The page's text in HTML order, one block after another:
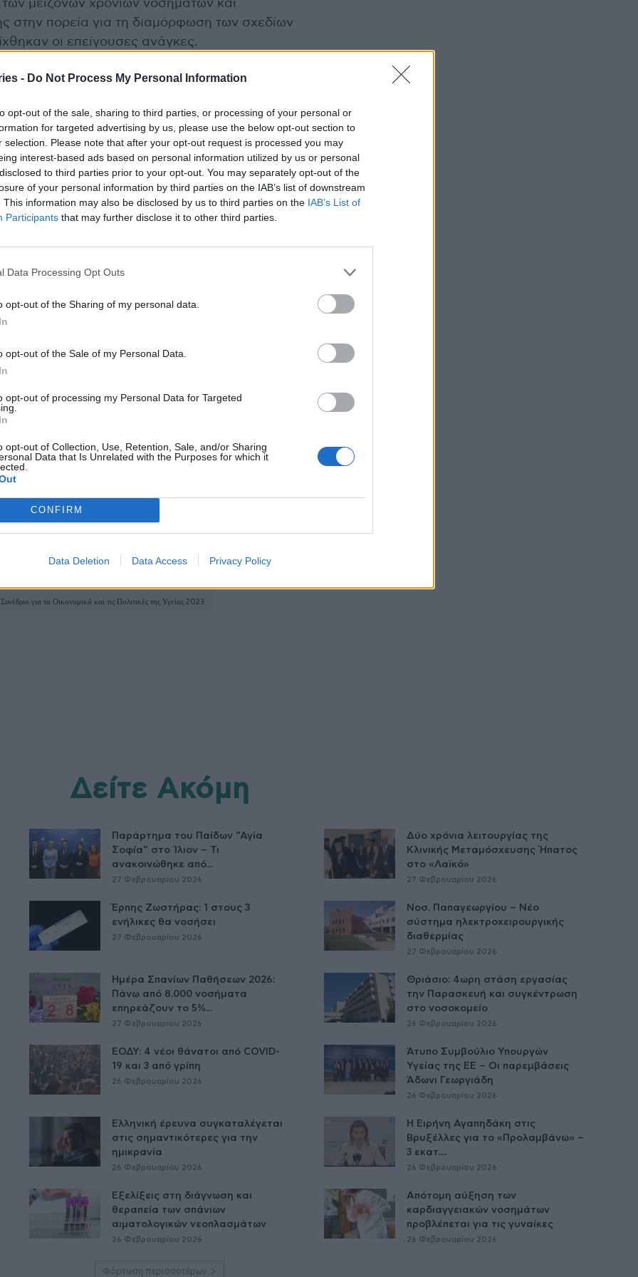
- Do Not Process My Personal Information
opt-out of the sale, sharing to third parties, or processing of your personal or
for targeted advertising by us, please use the below opt-out section to
selection. Please note that after your opt-out request is processed you may
interest-based ads based on personal information utilized by us or personal
to third parties prior to your opt-out. You may separately opt-out of the
of your personal information by third parties on the IAB’s list of downstream
This information may also be disclosed by us to third parties on the IAB’s List of
Participants that may further disclose it to other third parties.
Data Processing Opt Outs
opt-out of the Sharing of my personal data.
opt-out of the Sale of my Personal Data.
opt-out of processing my Personal Data for Targeted
opt-out of Collection, Use, Retention, Sale, and/or Sharing
Data that Is Unrelated with the Purposes for which it
CONFIRM
Data Deletion Data Access Privacy Policy
μειζόνων χρονίων νοσημάτων και
στην πορεία για τη διαμόρφωση των σχεδίων
οι επείγουσες ανάγκες.
ανερχόμενη απειλή για την κοινωνία
παρουσιάστηκε συγκριτική μελέτη
επιβεβαίωσε ότι η παχυσαρκία και οι
οικονομική επιβάρυνση των συστημάτων
της εμφάνισης των
κόστους από τα συστήματα. Η
Δημόσιας Υγείας για την εκπαίδευση
ότι απαιτείται συνεχής εξέλιξη των
θετικό ότι οι ασθενείς με καρκίνο έχουν
φάρμακα. Ωστόσο, παραμένει η ανάγκη να
Νόσων. Διατυπώθηκε το ελπιδοφόρο είναι
ποτέ στην υλοποίηση του Εθνικού Μητρώου
αποκαλύψει διαφορετικούς τύπους
πώς θα τις αποφύγετε
για τα Οικονομικά και τις Πολιτικές της Υγείας 2023
Δείτε Ακόμη
Παράρτημα του Παίδων “Αγία
Σοφία” στο Ίλιον – Τι
ανακοινώθηκε από...
27 Φεβρουαρίου 2026
Δύο χρόνια λειτουργίας της
Κλινικής Μεταμόσχευσης Ήπατος
στο «Λαϊκό»
27 Φεβρουαρίου 2026
Έρπης Ζωστήρας: 1 στους 3
ενήλικες θα νοσήσει
27 Φεβρουαρίου 2026
Νοσ. Παπαγεωργίου – Νέο
σύστημα ηλεκτροχειρουργικής
διαθερμίας
27 Φεβρουαρίου 2026
Ημέρα Σπανίων Παθήσεων 2026:
Πάνω από 8.000 νοσήματα
επηρεάζουν το 5%...
27 Φεβρουαρίου 2026
Θριάσιο: 4ωρη στάση εργασίας
την Παρασκευή και συγκέντρωση
στο νοσοκομείο
26 Φεβρουαρίου 2026
ΕΟΔΥ: 4 νέοι θάνατοι από COVID-
19 και 3 από γρίπη
26 Φεβρουαρίου 2026
Άτυπο Συμβούλιο Υπουργών
Υγείας της ΕE – Οι παρεμβάσεις
Άδωνι Γεωργιάδη
26 Φεβρουαρίου 2026
Ελληνική έρευνα συγκαταλέγεται
στις σημαντικότερες για την
ημικρανία
26 Φεβρουαρίου 2026
Η Ειρήνη Αγαπηδάκη στις
Βρυξέλλες για το «Προλαμβάνω» –
3 εκατ....
26 Φεβρουαρίου 2026
Εξελίξεις στη διάγνωση και
θεραπεία των σπάνιων
αιματολογικών νεοπλασμάτων
26 Φεβρουαρίου 2026
Απότομη αύξηση των
καρδιαγγειακών νοσημάτων
προβλέπεται για τις γυναίκες
26 Φεβρουαρίου 2026
Φόρτωση περισσοτέρων